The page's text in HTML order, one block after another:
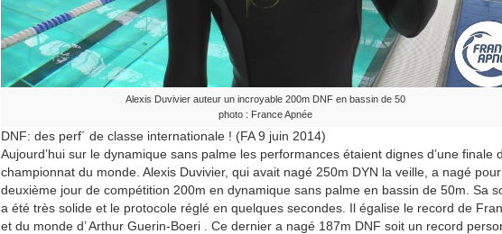
Alexis Duvivier auteur un incroyable 200m DNF en bassin de 50
photo : France Apnée
DNF: des perf´ de classe internationale ! (FA 9 juin 2014)
Aujourd’hui sur le dynamique sans palme les performances étaient dignes d’une finale
championnat du monde. Alexis Duvivier, qui avait nagé 250m DYN la veille, a nagé
deuxième jour de compétition 200m en dynamique sans palme en bassin de 50m. Sa
a été très solide et le protocole réglé en quelques secondes. Il égalise le record de
et du monde d’ Arthur Guerin-Boeri . Ce dernier a nagé 187m DNF soit un record